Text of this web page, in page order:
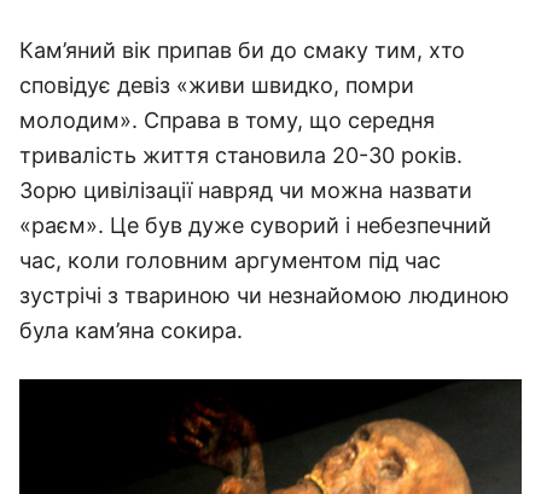
Кам’яний вік припав би до смаку тим, хто
сповідує девіз «живи швидко, помри
молодим». Справа в тому, що середня
тривалість життя становила 20-30 років.
Зорю цивілізації навряд чи можна назвати
«раєм». Це був дуже суворий і небезпечний
час, коли головним аргументом під час
зустрічі з твариною чи незнайомою людиною
була кам’яна сокира.